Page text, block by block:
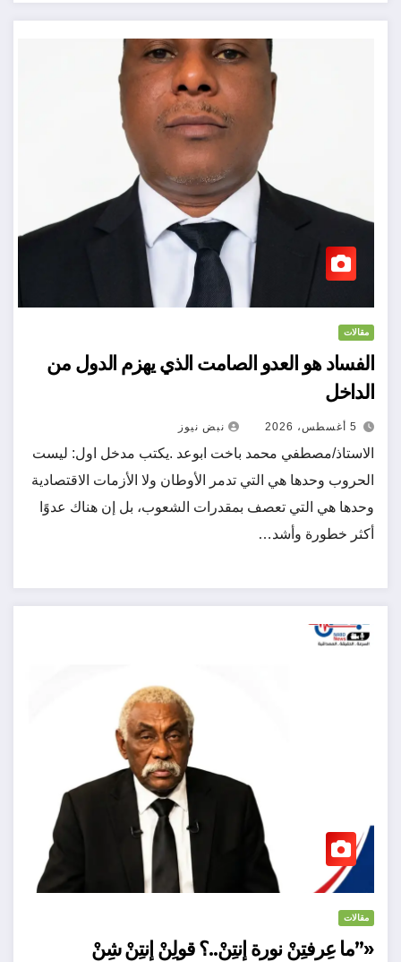
مقالات
الفساد هو العدو الصامت الذي يهزم الدول من
الداخل
5 أغسطس، 2026 نبض نيوز
الاستاذ/مصطفي محمد باخت ابوعد .يكتب مدخل اول: ليست
الحروب وحدها هي التي تدمر الأوطان ولا الأزمات الاقتصادية
وحدها هي التي تعصف بمقدرات الشعوب، بل إن هناك عدوًا
أكثر خطورة وأشد…
مقالات
«”ما عِرفتِنْ نورة إنتِنْ..؟ قولِنْ إنتِنْ شِنْ